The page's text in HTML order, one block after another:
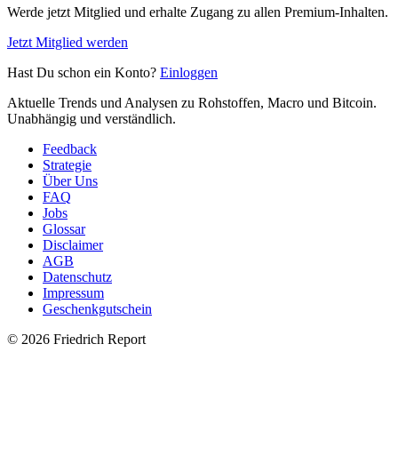
Werde jetzt Mitglied und erhalte Zugang zu allen Premium-Inhalten.
Jetzt Mitglied werden
Hast Du schon ein Konto? Einloggen
Aktuelle Trends und Analysen zu Rohstoffen, Macro und Bitcoin.
Unabhängig und verständlich.
Feedback
Strategie
Über Uns
FAQ
Jobs
Glossar
Disclaimer
AGB
Datenschutz
Impressum
Geschenkgutschein
© 2026 Friedrich Report